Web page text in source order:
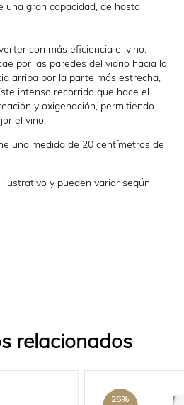
una gran capacidad, de hasta
con más eficiencia el vino,
por las paredes del vidrio hacia la
arriba por la parte más estrecha,
intenso recorrido que hace el
y oxigenación, permitiendo
el vino.
una medida de 20 centímetros de
y pueden variar según
relacionados
25%